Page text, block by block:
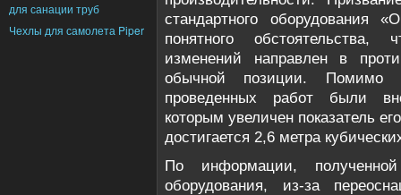
для санации труб
Чехлы для самолета Piper
стандартного оборудования
понятного
изменений направлен в
обычной позиции. Помимо
проведенных работ были
которым увеличен показатель
достигается 2,6 метра
По информации,
оборудования, из-за